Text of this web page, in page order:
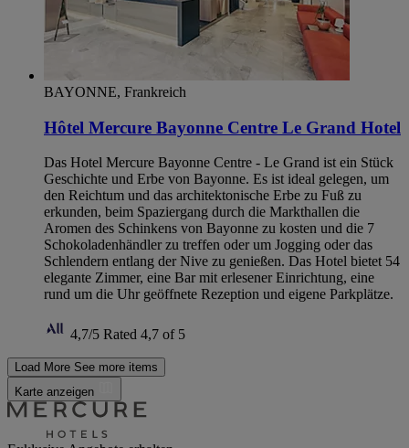
BAYONNE, Frankreich
Hôtel Mercure Bayonne Centre Le Grand Hotel
Das Hotel Mercure Bayonne Centre - Le Grand ist ein Stück
Geschichte und Erbe von Bayonne. Es ist ideal gelegen, um
den Reichtum und das architektonische Erbe zu Fuß zu
erkunden, beim Spaziergang durch die Markthallen die
Aromen des Schinkens von Bayonne zu kosten und die 7
Schokoladenhändler zu treffen oder um Jogging oder das
Schlendern entlang der Nive zu genießen. Das Hotel bietet 54
elegante Zimmer, eine Bar mit erlesener Einrichtung, eine
rund um die Uhr geöffnete Rezeption und eigene Parkplätze.
4,7/5 Rated 4,7 of 5
Load More See more items
Karte anzeigen